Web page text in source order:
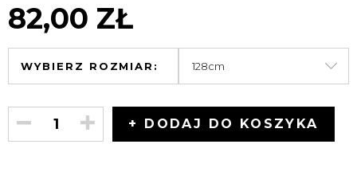
82,00 ZŁ
WYBIERZ ROZMIAR:
+ DODAJ DO KOSZYKA